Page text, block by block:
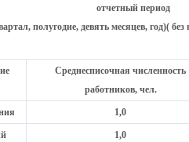
отчетный период
полугодие, девять месяцев, год)(
Среднесписочная численность
работников, чел.
1,0
1,0